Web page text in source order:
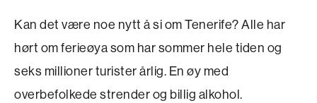
Kan det være noe nytt å si om Tenerife? Alle har
hørt om ferieøya som har sommer hele tiden og
seks millioner turister årlig. En øy med
overbefolkede strender og billig alkohol.